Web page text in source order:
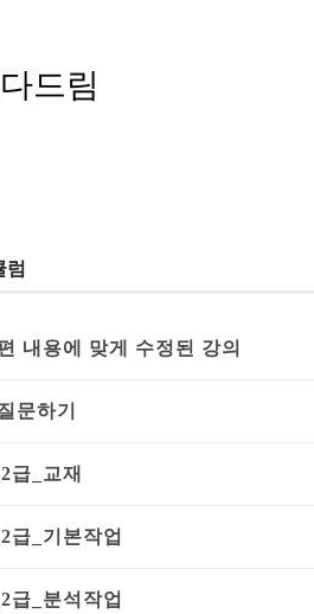
럼
내용에 맞게 수정된 강의
문하기
급_교재
급_기본작업
급_분석작업